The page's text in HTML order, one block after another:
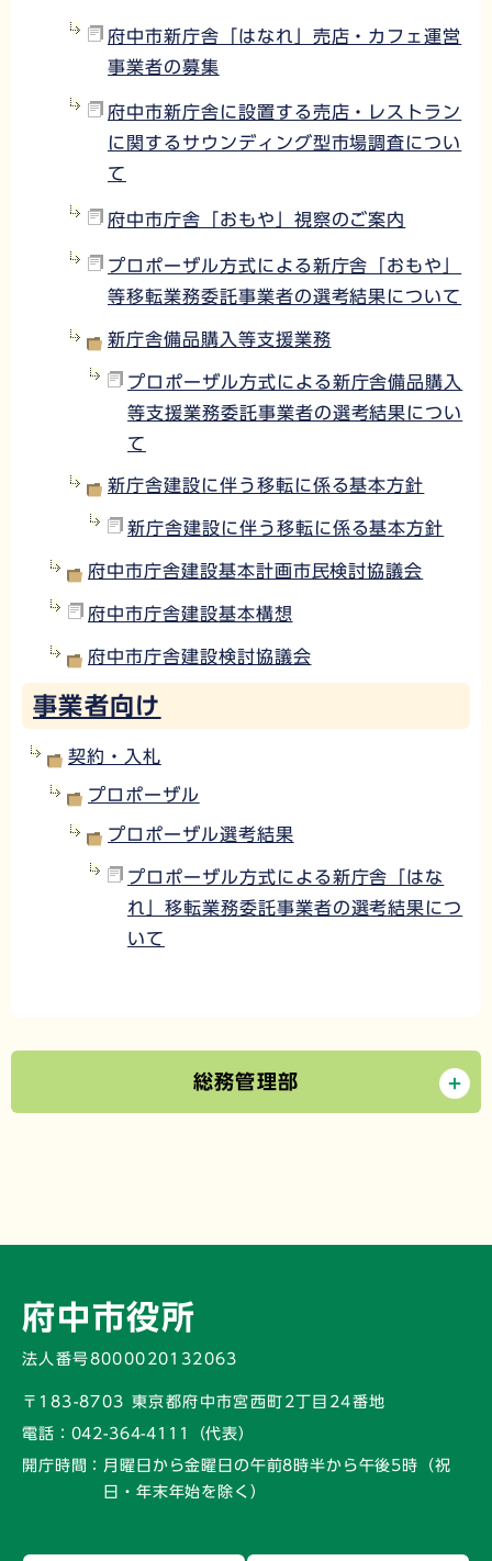
府中市新庁舎「はなれ」売店・カフェ運営
事業者の募集
府中市新庁舎に設置する売店・レストラン
に関するサウンディング型市場調査につい
て
府中市庁舎「おもや」視察のご案内
プロポーザル方式による新庁舎「おもや」
等移転業務委託事業者の選考結果について
新庁舎備品購入等支援業務
プロポーザル方式による新庁舎備品購入
等支援業務委託事業者の選考結果につい
て
新庁舎建設に伴う移転に係る基本方針
新庁舎建設に伴う移転に係る基本方針
府中市庁舎建設基本計画市民検討協議会
府中市庁舎建設基本構想
府中市庁舎建設検討協議会
事業者向け
契約・入札
プロポーザル
プロポーザル選考結果
プロポーザル方式による新庁舎「はな
れ」移転業務委託事業者の選考結果につ
いて
総務管理部
府中市役所
法人番号8000020132063
〒183-8703 東京都府中市宮西町2丁目24番地
電話： 042-364-4111（代表）
開庁時間： 月曜日から金曜日の午前8時半から午後5時 （祝
日・年末年始を除く）